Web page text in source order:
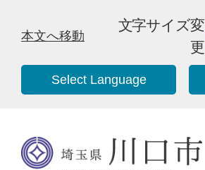
本文へ移動
文字サイズ変
更
Select Language